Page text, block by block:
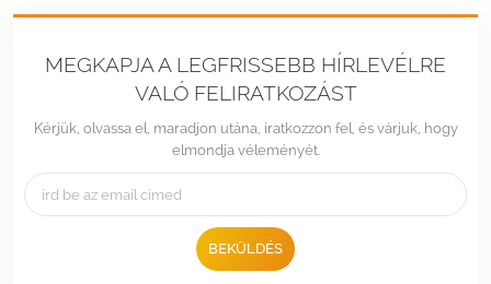
MEGKAPJA A LEGFRISSEBB HÍRLEVÉLRE
VALÓ FELIRATKOZÁST
Kérjük, olvassa el, maradjon utána, iratkozzon fel, és várjuk, hogy
elmondja véleményét.
BEKÜLDÉS